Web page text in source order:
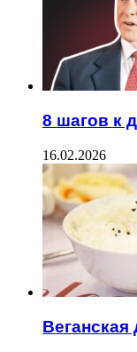
8 шагов к
16.02.2026